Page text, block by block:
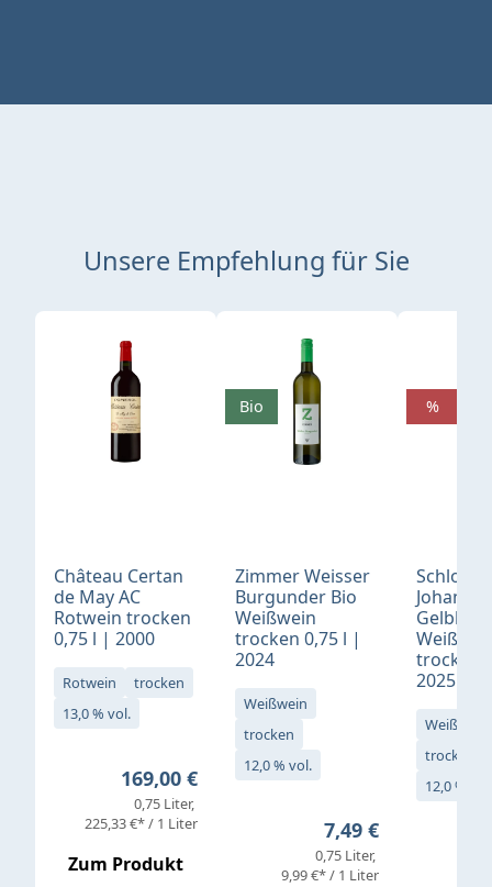
Unsere Empfehlung für Sie
Produktgalerie überspringen
Château Certan
de May AC
Rotwein trocken
0,75 l | 2000
Rotwein
trocken
13,0 % vol.
Regulärer Preis:
169,00 €
0,75 Liter
225,33 €* / 1 Liter
Zum Produkt
Zimmer Weisser
Burgunder Bio
Weißwein
trocken 0,75 l |
2024
Weißwein
trocken
12,0 % vol.
Regulärer Preis:
7,49 €
0,75 Liter
9,99 €* / 1 Liter
Bio
Schloß
Gelblack
trocken
2025
Weißwein
trocken
12,0 % vol.
%